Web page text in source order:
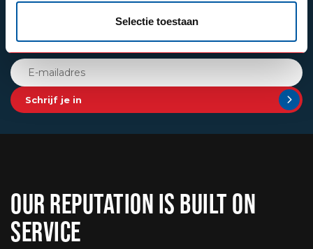
Selectie toestaan
ABONNEER JE OP ONZE NIEUWSBRIEF
Schrijf je in
OUR REPUTATION IS BUILT ON
SERVICE